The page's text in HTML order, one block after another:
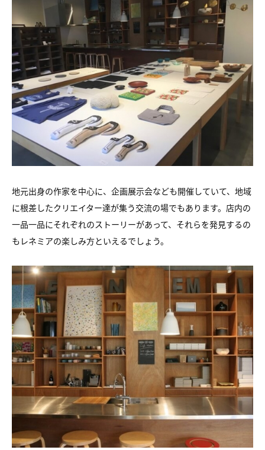
地元出身の作家を中心に、企画展示会なども開催していて、地域
に根差したクリエイター達が集う交流の場でもあります。店内の
一品一品にそれぞれのストーリーがあって、それらを発見するの
もレネミアの楽しみ方といえるでしょう。